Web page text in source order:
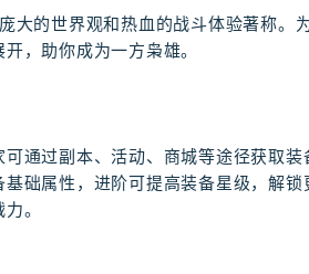
大的世界观和热血的战斗体验著称。
，助你成为一方枭雄。
通过副本、活动、商城等途径获取装
础属性，进阶可提高装备星级，解
。